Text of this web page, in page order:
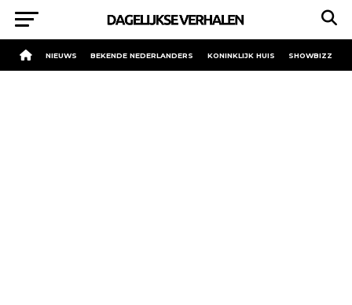
NIEUWS BEKENDE NEDERLANDERS KONINKLIJK HUIS SHOWBIZZ